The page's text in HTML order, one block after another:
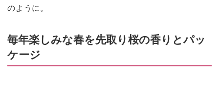
のように。
毎年楽しみな春を先取り桜の香りとパッ
ケージ